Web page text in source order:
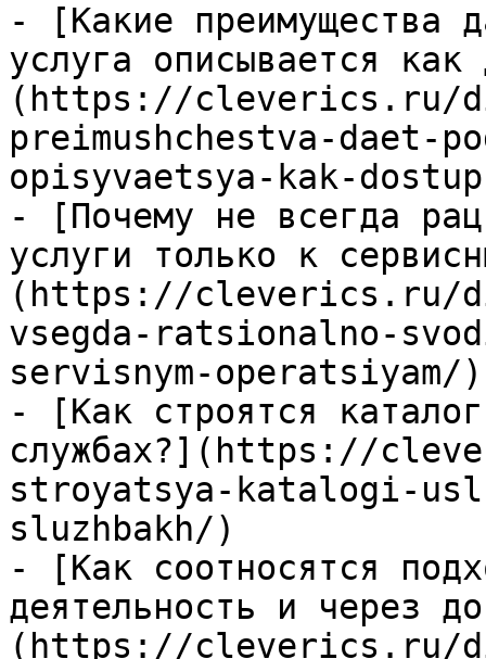
- [Какие преимущества
услуга описывается
(https://cleverics.ru/
preimushchestva-daet-
opisyvaetsya-kak-
- [Почему не всегда
услуги только к
(https://cleverics.ru/
vsegda-ratsionalno-
servisnym-operatsiyam/)
- [Как строятся
службах?](https://
stroyatsya-katalogi-
sluzhbakh/)
- [Как соотносятся
деятельность и через
(https://cleverics.ru/